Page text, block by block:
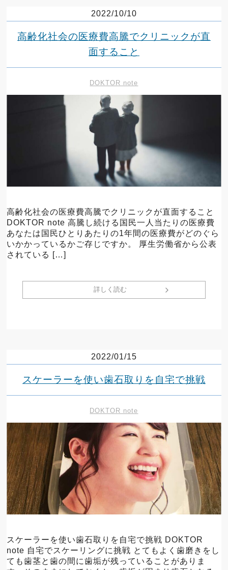
2022/10/10
高齢化社会の医療費高騰でクリニックが直
面すること
DOKTOR note
高齢化社会の医療費高騰でクリニックが直面すること
DOKTOR note 高騰し続ける国民一人当たりの医療費
あなたは国民ひとりあたりの1年間の医療費がどのぐら
いかかっているかご存じですか。 厚生労働省から公表
されている […]
詳しく読む
2022/01/15
スケーラーを使い歯石取りを自宅で挑戦
DOKTOR note
スケーラーを使い歯石取りを自宅で挑戦 DOKTOR
note 自宅でスケーリングに挑戦 とてもよく歯磨きをし
ても歯茎と歯の間に歯垢が残っていることがありま